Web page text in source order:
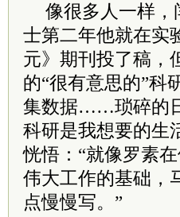
像很多人一样
士第二年他就在实
元》期刊投了稿，
的“很有意思的”科
集数据……琐碎的
科研是我想要的生
恍悟：“就像罗素
伟大工作的基础，
点慢慢写。”